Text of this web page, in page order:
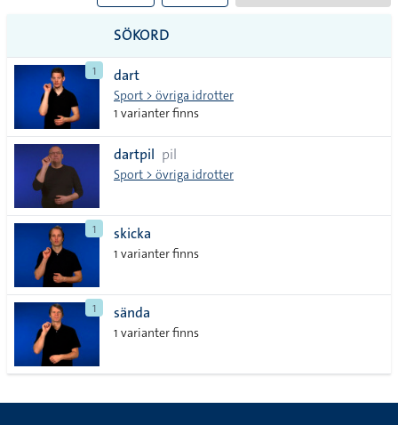
till
alla i
lista
SÖKORD
1 dart
Sport > övriga idrotter
1 varianter finns
dartpil pil
Sport > övriga idrotter
1 skicka
1 varianter finns
1 sända
1 varianter finns